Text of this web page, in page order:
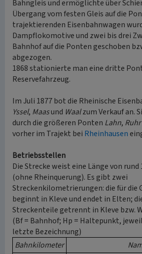
Bahngleis und ermöglichte über
Übergang vom festen Gleis auf die
trajektierenden Eisenbahnwagen
Dampflokomotive und zwei bis drei
Bahnhof auf die Ponten geschoben
abgezogen.
1868 stationierte man eine dritte
Reservefahrzeug.
Im Juli 1877 bot die Rheinische
Yssel, Maasund Waalzum Verkauf an.
durch die größeren Ponten Lahn, Ruhr
vorher im Trajekt bei Rheinhausen
Betriebsstellen
Die Strecke weist eine Länge von
(ohne Rheinquerung). Es gibt zwei
Streckenkilometrierungen: die für die
beginnt in Kleve und endet in Elten;
Streckenteile getrennt in Kleve bzw.
(Bf = Bahnhof; Hp = Haltepunkt,
letzte Bezeichnung)
Bahnkilometer